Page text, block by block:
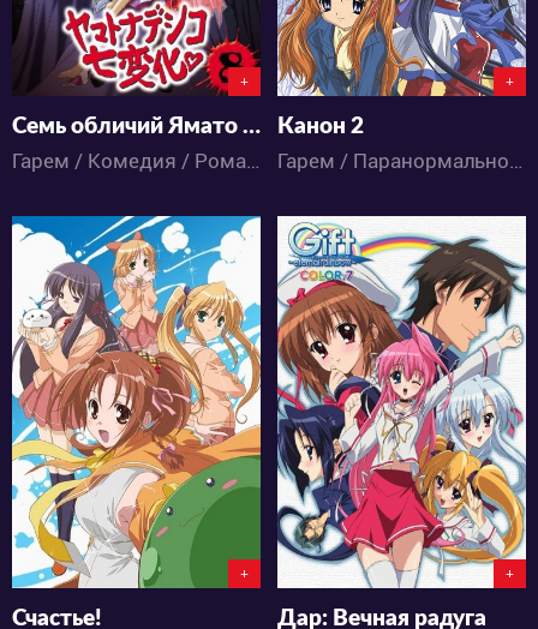
+
Семь обличий Ямато Надэсико
Гарем / Комедия / Романтика / Сёдзё / Аниме
+
Канон 2
Гарем / Паранормальное / Мистика / Драма / Комедия / Повседневность / Романтика / Фантастика / Школа / Аниме
4857
5 0
+
Счастье!
4017
1 1
+
Дар: Вечная радуга